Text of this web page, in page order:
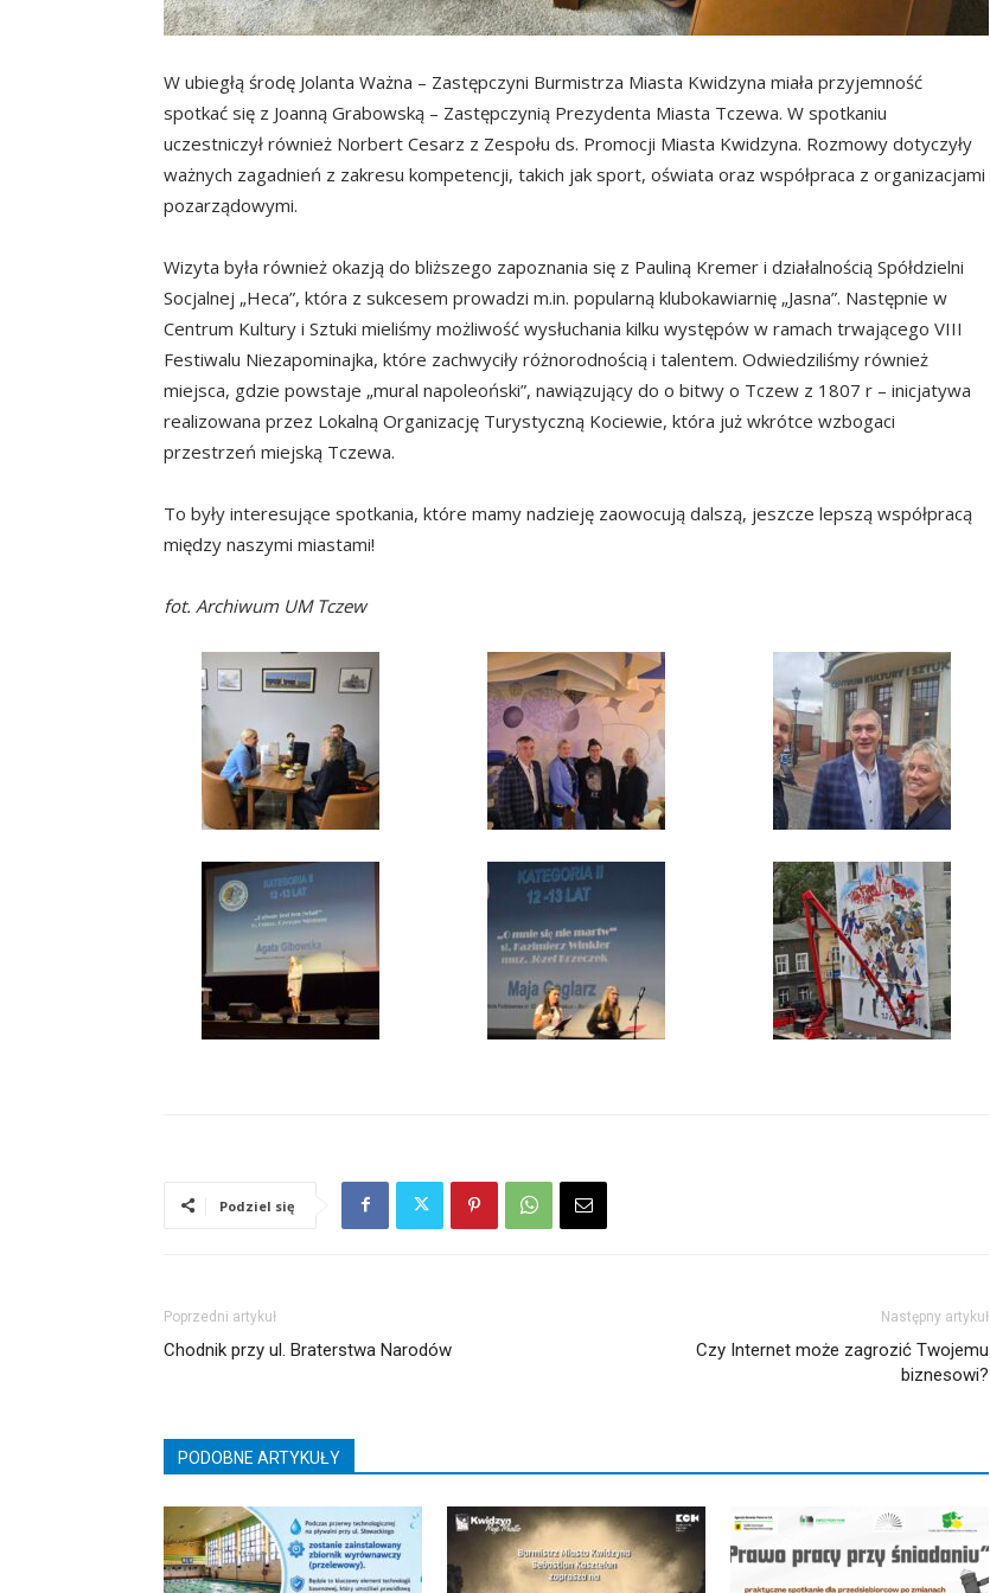
W ubiegłą środę Jolanta Ważna – Zastępczyni Burmistrza Miasta Kwidzyna miała przyjemność
spotkać się z Joanną Grabowską – Zastępczynią Prezydenta Miasta Tczewa. W spotkaniu
uczestniczył również Norbert Cesarz z Zespołu ds. Promocji Miasta Kwidzyna. Rozmowy dotyczyły
ważnych zagadnień z zakresu kompetencji, takich jak sport, oświata oraz współpraca z organizacjami
pozarządowymi.
Wizyta była również okazją do bliższego zapoznania się z Pauliną Kremer i działalnością Spółdzielni
Socjalnej „Heca”, która z sukcesem prowadzi m.in. popularną klubokawiarnię „Jasna”. Następnie w
Centrum Kultury i Sztuki mieliśmy możliwość wysłuchania kilku występów w ramach trwającego VIII
Festiwalu Niezapominajka, które zachwyciły różnorodnością i talentem. Odwiedziliśmy również
miejsca, gdzie powstaje „mural napoleoński”, nawiązujący do o bitwy o Tczew z 1807 r – inicjatywa
realizowana przez Lokalną Organizację Turystyczną Kociewie, która już wkrótce wzbogaci
przestrzeń miejską Tczewa.
To były interesujące spotkania, które mamy nadzieję zaowocują dalszą, jeszcze lepszą współpracą
między naszymi miastami!
fot. Archiwum UM Tczew
Podziel się
Poprzedni artykuł
Chodnik przy ul. Braterstwa Narodów
Następny artykuł
Czy Internet może zagrozić Twojemu
biznesowi?
PODOBNE ARTYKUŁY